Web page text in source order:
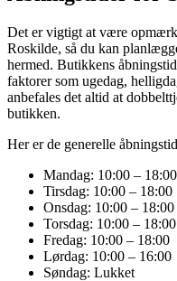
Det er vigtigt at være
Roskilde, så du kan
hermed. Butikkens
faktorer som ugedag,
anbefales det altid at
butikken.
Her er de generelle
Mandag: 10:00 – 18:00
Tirsdag: 10:00 – 18:00
Onsdag: 10:00 – 18:00
Torsdag: 10:00 – 18:00
Fredag: 10:00 – 18:00
Lørdag: 10:00 – 16:00
Søndag: Lukket